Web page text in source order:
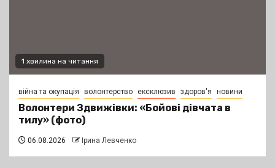
1 хвилина на читання
війна та окупація волонтерство ексклюзив здоров'я новини
Волонтери Здвижівки: «Бойові дівчата в
тилу» (фото)
06.08.2026 Ірина Левченко